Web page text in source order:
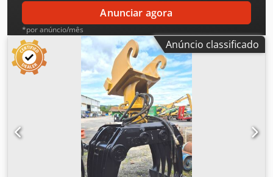
Anunciar agora
*por anúncio/mês
Anúncio classificado